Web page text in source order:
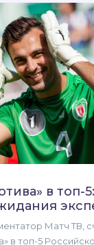
в топ-
Матч ТВ,
в топ-5